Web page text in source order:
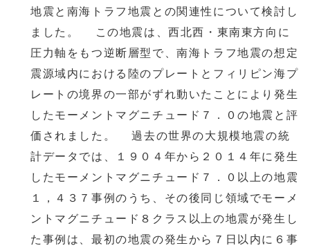
地震と南海トラフ地震との関連性について検討し
ました。 この地震は、西北西・東南東方向に
圧力軸をもつ逆断層型で、南海トラフ地震の想定
震源域内における陸のプレートとフィリピン海プ
レートの境界の一部がずれ動いたことにより発生
したモーメントマグニチュード７．０の地震と評
価されました。 過去の世界の大規模地震の統
計データでは、１９０４年から２０１４年に発生
したモーメントマグニチュード７．０以上の地震
１，４３７事例のうち、その後同じ領域でモーメ
ントマグニチュード８クラス以上の地震が発生し
た事例は、最初の地震の発生から７日以内に６事